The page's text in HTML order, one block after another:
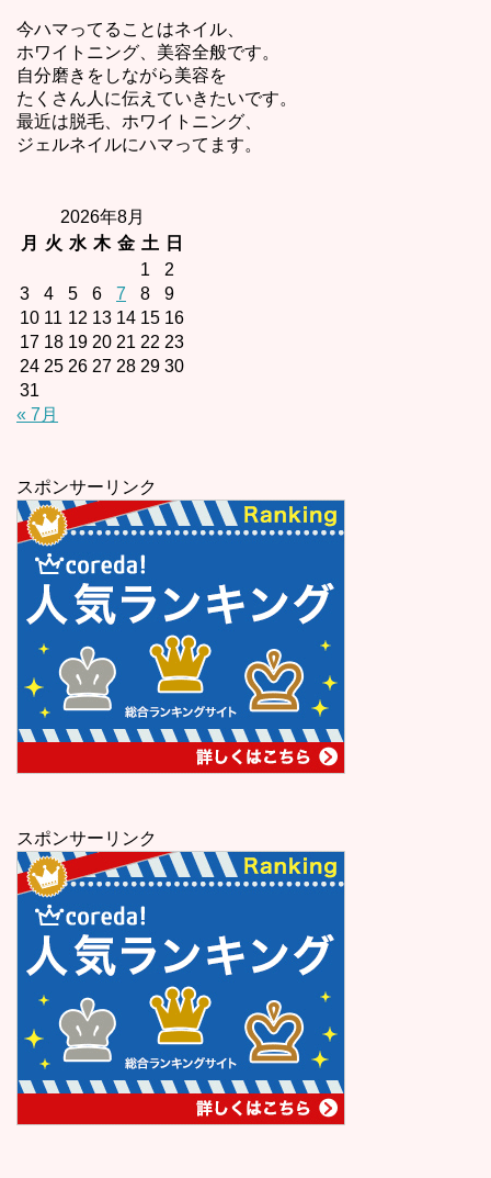
今ハマってることはネイル、
ホワイトニング、美容全般です。
自分磨きをしながら美容を
たくさん人に伝えていきたいです。
最近は脱毛、ホワイトニング、
ジェルネイルにハマってます。
2026年8月
月
火 水 木 金 土
日
1
2
3
4 5 6 7 8
9
10 11 12 13 14 15 16
17 18 19 20 21 22 23
24 25 26 27 28 29 30
31
« 7月
スポンサーリンク
スポンサーリンク